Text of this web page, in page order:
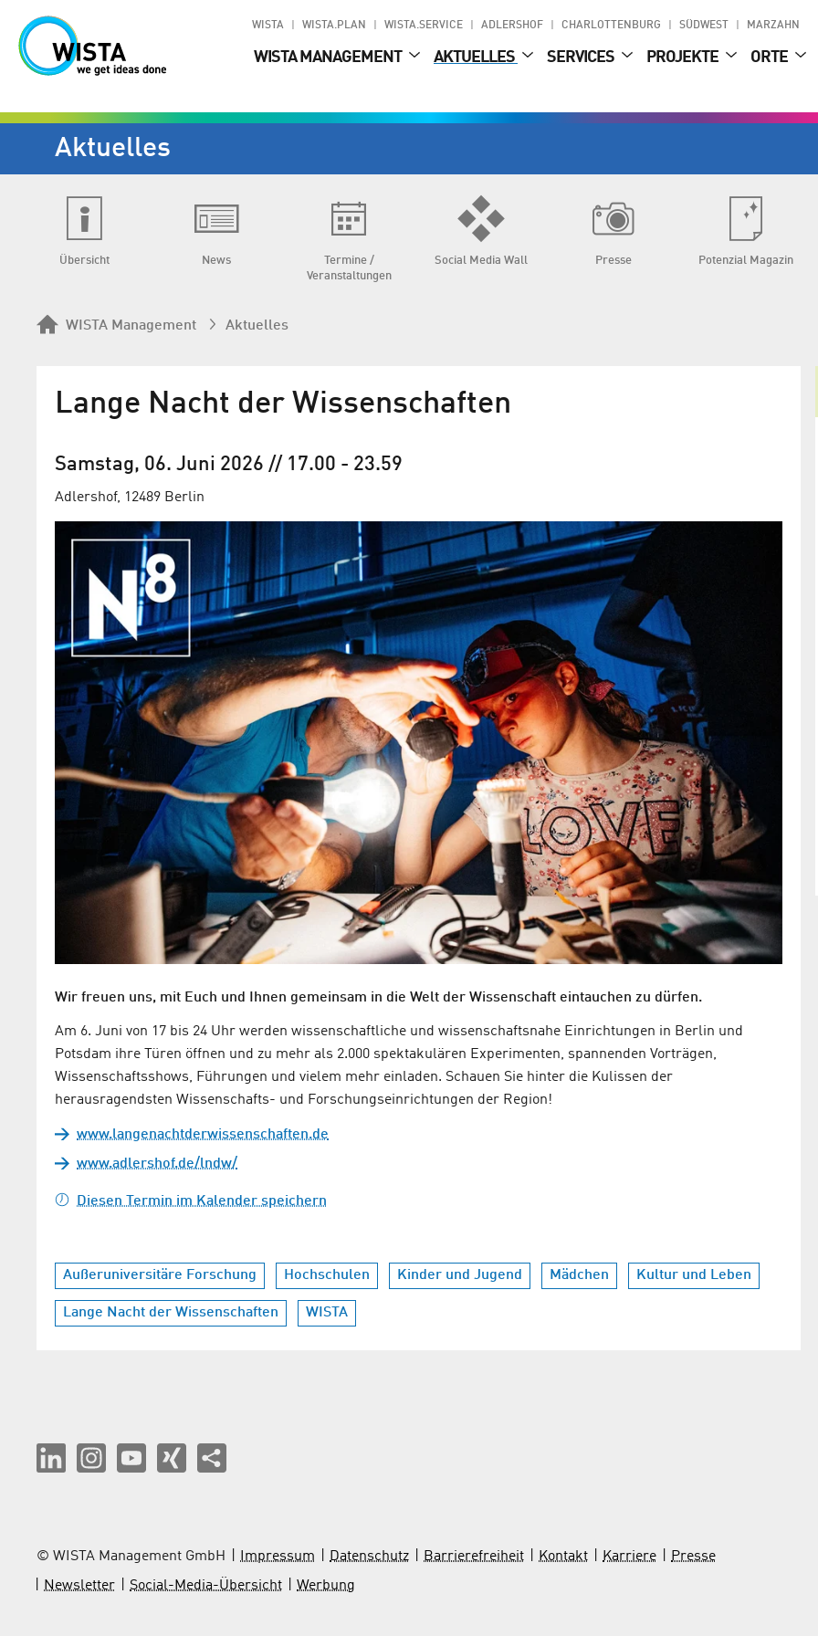
WISTA WISTA.PLAN WISTA.SERVICE ADLERSHOF CHARLOTTENBURG SÜDWEST MARZAHN
WISTA MANAGEMENT AKTUELLES SERVICES PROJEKTE ORTE
Aktuelles
Übersicht News
Termine /
Veranstaltungen
Social Media Wall Presse Potenzial Magazin
WISTA Management Aktuelles
Lange Nacht der Wissenschaften
Samstag, 06. Juni 2026 // 17.00 - 23.59
Adlershof, 12489 Berlin
Wir freuen uns, mit Euch und Ihnen gemeinsam in die Welt der Wissenschaft eintauchen zu dürfen.
Am 6. Juni von 17 bis 24 Uhr werden wissenschaftliche und wissenschaftsnahe Einrichtungen in Berlin und
Potsdam ihre Türen öffnen und zu mehr als 2.000 spektakulären Experimenten, spannenden Vorträgen,
Wissenschaftsshows, Führungen und vielem mehr einladen. Schauen Sie hinter die Kulissen der
herausragendsten Wissenschafts- und Forschungseinrichtungen der Region!
www.langenachtderwissenschaften.de
www.adlershof.de/lndw/
Diesen Termin im Kalender speichern
Außeruniversitäre Forschung Hochschulen Kinder und Jugend Mädchen Kultur und Leben
Lange Nacht der Wissenschaften WISTA
Call for Videos: Nachwuchs­
forschung aus Adlershof sichtbar
machen
Bei der Langen Nacht der Wissenschaften werden
Kandidatinnen und Kandidaten für die Berlin
Science Week gekürt
Turbo für Talente
So wird der MINT-Nachwuchs im Technologiepark
Adlershof gefördert
© WISTA Management GmbH Impressum Datenschutz Barrierefreiheit Kontakt Karriere
Presse
Newsletter
Social-Media-Übersicht Werbung